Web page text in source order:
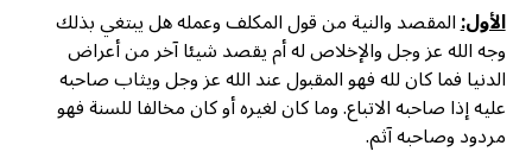
الأول:المقصد والنية من قول المكلف وعمله هل يبتغي بذلك
وجه الله عز وجل والإخلاص له أم يقصد شيئا آخر من أعراض
الدنيا فما كان لله فهو المقبول عند الله عز وجل ويثاب صاحبه
عليه إذا صاحبه الاتباع. وما كان لغيره أو كان مخالفا للسنة فهو
مردود وصاحبه آثم.